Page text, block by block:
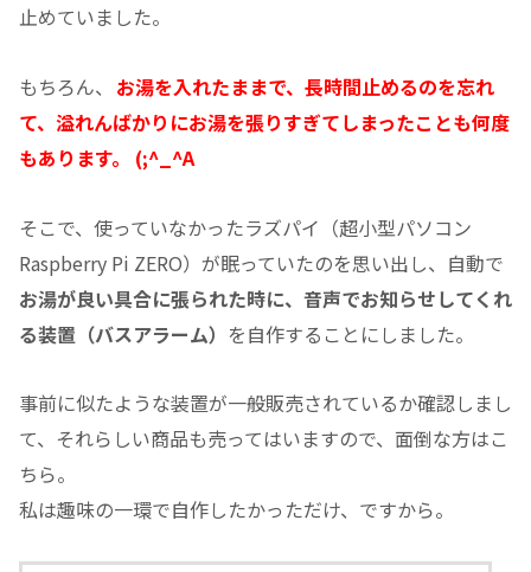
止めていました。
もちろん、 お湯を入れたままで、長時間止めるのを忘れ
て、溢れんばかりにお湯を張りすぎてしまったことも何度
もあります。
(;^_^A
そこで、使っていなかったラズパイ（超小型パソコン
Raspberry Pi ZERO）が眠っていたのを思い出し、自動で
お湯が良い具合に張られた時に、音声でお知らせしてくれ
る装置（バスアラーム） を自作することにしました。
事前に似たような装置が一般販売されているか確認しまし
て、それらしい商品も売ってはいますので、面倒な方はこ
ちら。
私は趣味の一環で自作したかっただけ、ですから。